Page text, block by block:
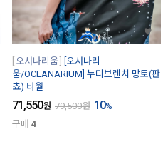
오셔나리움
[오셔나리
움/OCEANARIUM] 누디브렌치 망토(판
쵸) 타월
71,550원 79,500원 10%
구매 4